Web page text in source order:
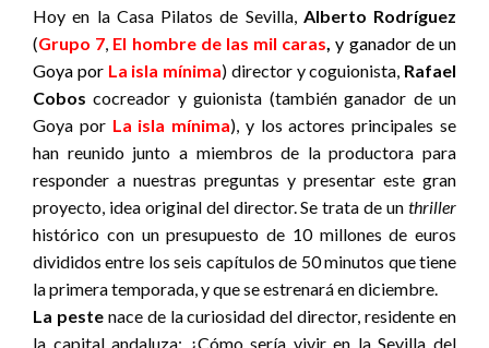
Hoy en la Casa Pilatos de Sevilla, Alberto Rodríguez
(Grupo 7, El hombre de las mil caras, y ganador de un
Goya por La isla mínima) director y coguionista, Rafael
Cobos cocreador y guionista (también ganador de un
Goya porLa isla mínima), y los actores principales se
han reunido junto a miembros de la productora para
responder a nuestras preguntas y presentar este gran
proyecto, idea original del director. Se trata de un thriller
histórico con un presupuesto de 10 millones de euros
divididos entre los seis capítulos de 50 minutos que tiene
la primera temporada, y que se estrenará en diciembre.
La pestenace de la curiosidad del director, residente en
la capital andaluza: ¿Cómo sería vivir en la Sevilla del